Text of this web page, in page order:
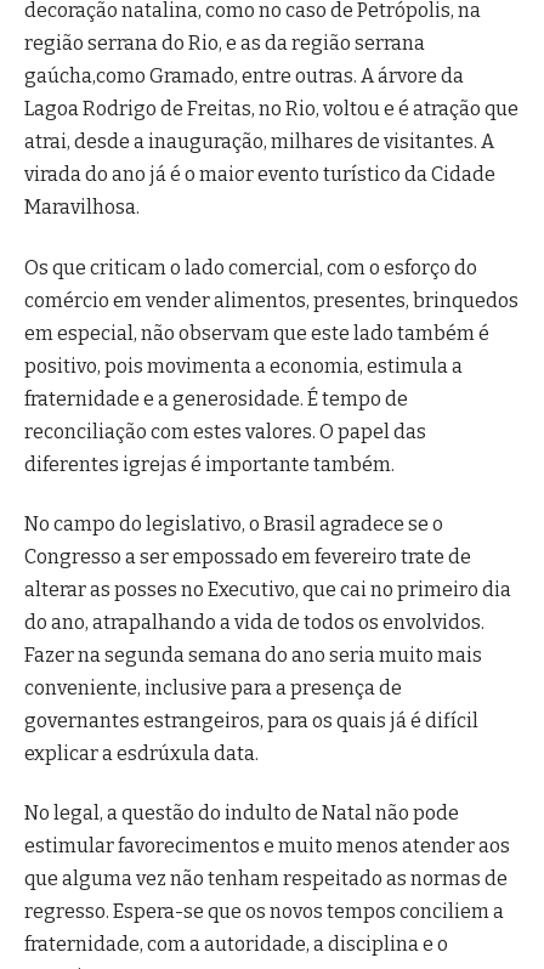
decoração natalina, como no caso de Petrópolis, na
região serrana do Rio, e as da região serrana
gaúcha,como Gramado, entre outras. A árvore da
Lagoa Rodrigo de Freitas, no Rio, voltou e é atração que
atrai, desde a inauguração, milhares de visitantes. A
virada do ano já é o maior evento turístico da Cidade
Maravilhosa.
Os que criticam o lado comercial, com o esforço do
comércio em vender alimentos, presentes, brinquedos
em especial, não observam que este lado também é
positivo, pois movimenta a economia, estimula a
fraternidade e a generosidade. É tempo de
reconciliação com estes valores. O papel das
diferentes igrejas é importante também.
No campo do legislativo, o Brasil agradece se o
Congresso a ser empossado em fevereiro trate de
alterar as posses no Executivo, que cai no primeiro dia
do ano, atrapalhando a vida de todos os envolvidos.
Fazer na segunda semana do ano seria muito mais
conveniente, inclusive para a presença de
governantes estrangeiros, para os quais já é difícil
explicar a esdrúxula data.
No legal, a questão do indulto de Natal não pode
estimular favorecimentos e muito menos atender aos
que alguma vez não tenham respeitado as normas de
regresso. Espera-se que os novos tempos conciliem a
fraternidade, com a autoridade, a disciplina e o